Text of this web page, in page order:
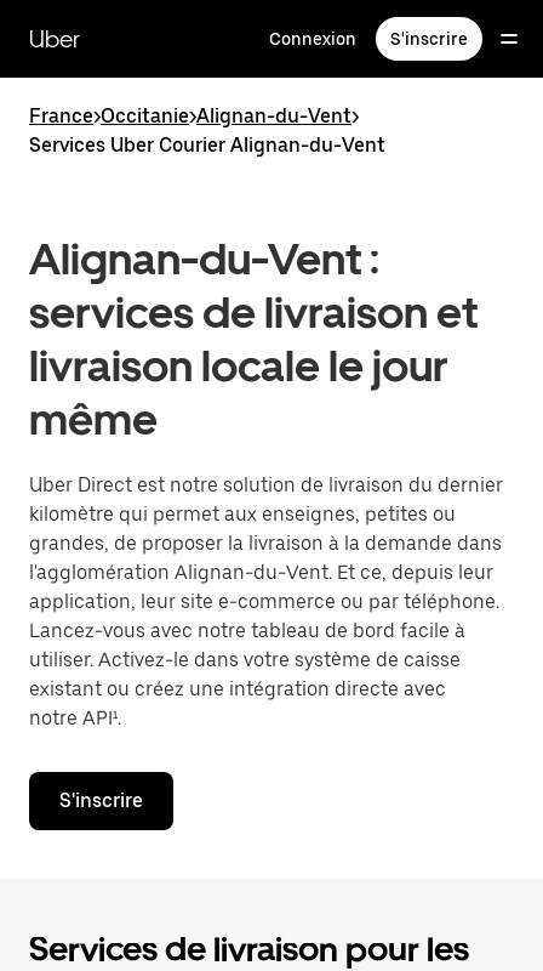
contenu
principal
Uber Connexion S'inscrire
France>Occitanie>Alignan-du-Vent>
Services Uber Courier Alignan-du-Vent
Alignan-du-Vent :
services de livraison et
livraison locale le jour
même
Uber Direct est notre solution de livraison du dernier
kilomètre qui permet aux enseignes, petites ou
grandes, de proposer la livraison à la demande dans
l'agglomération Alignan-du-Vent. Et ce, depuis leur
application, leur site e-commerce ou par téléphone.
Lancez-vous avec notre tableau de bord facile à
utiliser. Activez-le dans votre système de caisse
existant ou créez une intégration directe avec
notre API¹.
S'inscrire
Services de livraison pour les